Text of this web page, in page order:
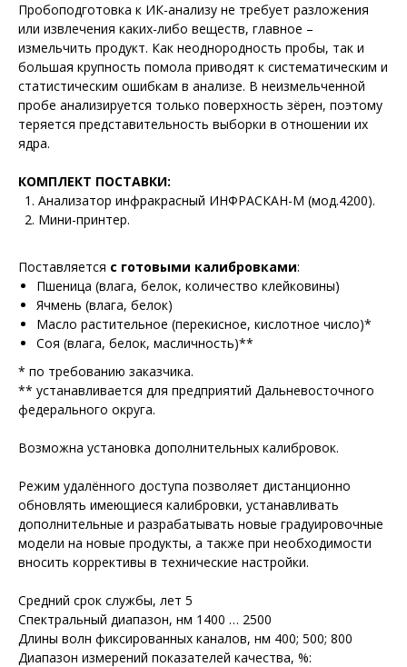
Пробоподготовка к ИК-анализу не требует разложения
или извлечения каких-либо веществ, главное –
измельчить продукт. Как неоднородность пробы, так и
большая крупность помола приводят к систематическим и
статистическим ошибкам в анализе. В неизмельченной
пробе анализируется только поверхность зёрен, поэтому
теряется представительность выборки в отношении их
ядра.
КОМПЛЕКТ ПОСТАВКИ:
Анализатор инфракрасный ИНФРАСКАН-М (мод.4200).
Мини-принтер.
Поставляется с готовыми калибровками:
Пшеница (влага, белок, количество клейковины)
Ячмень (влага, белок)
Масло растительное (перекисное, кислотное число)*
Соя (влага, белок, масличность)**
* по требованию заказчика.
** устанавливается для предприятий Дальневосточного
федерального округа.
Возможна установка дополнительных калибровок.
Режим удалённого доступа позволяет дистанционно
обновлять имеющиеся калибровки, устанавливать
дополнительные и разрабатывать новые градуировочные
модели на новые продукты, а также при необходимости
вносить коррективы в технические настройки.
Средний срок службы, лет 5
Спектральный диапазон, нм 1400 … 2500
Длины волн фиксированных каналов, нм 400; 500; 800
Диапазон измерений показателей качества, %: